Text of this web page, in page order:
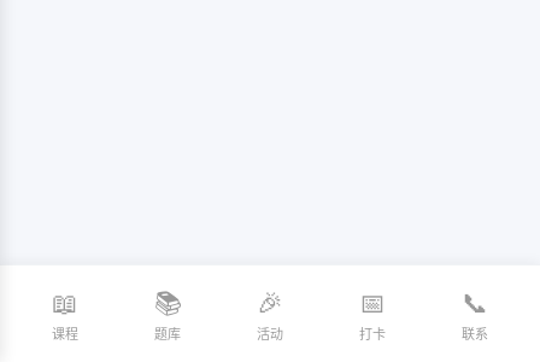
📖
课程
📚
题库
🎉
活动
📅
打卡
📞
联系